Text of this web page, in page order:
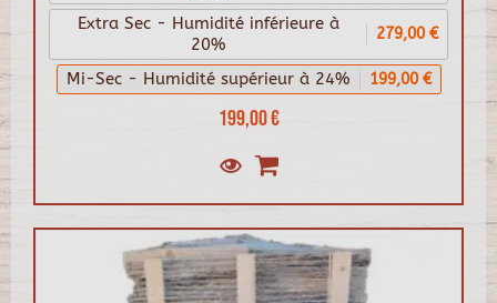
199,00 €
Extra Sec - Humidité inférieure à
20%
279,00 €
Mi-Sec - Humidité supérieur à 24% 199,00 €